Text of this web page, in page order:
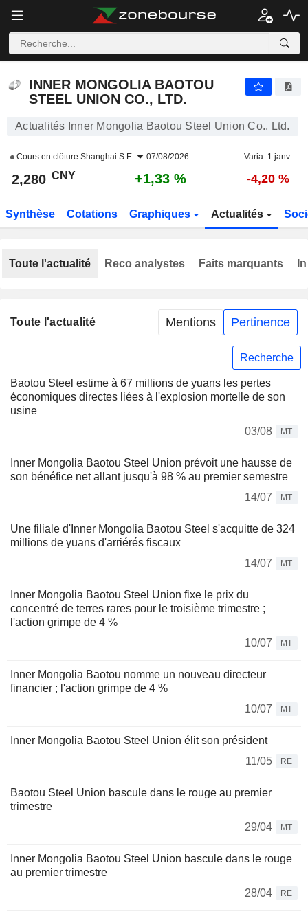
INNER MONGOLIA BAOTOU
STEEL UNION CO., LTD.
Actualités Inner Mongolia Baotou Steel Union Co., Ltd.
Cours en clôture Shanghai S.E. 07/08/2026 Varia. 1 janv.
2,280 CNY +1,33 % -4,20 %
Synthèse Cotations Graphiques Actualités
Toute l'actualité Mentions Pertinence
Recherche
Baotou Steel estime à 67 millions de yuans les pertes
économiques directes liées à l'explosion mortelle de son
usine
03/08
MT
Inner Mongolia Baotou Steel Union prévoit une hausse de
son bénéfice net allant jusqu'à 98 % au premier semestre
14/07
MT
Une filiale d'Inner Mongolia Baotou Steel s'acquitte de 324
millions de yuans d'arriérés fiscaux
14/07
MT
Inner Mongolia Baotou Steel Union fixe le prix du
concentré de terres rares pour le troisième trimestre ;
l'action grimpe de 4 %
10/07
MT
Inner Mongolia Baotou nomme un nouveau directeur
financier ; l'action grimpe de 4 %
10/07
MT
Inner Mongolia Baotou Steel Union élit son président
11/05
RE
Baotou Steel Union bascule dans le rouge au premier
trimestre
29/04
MT
Inner Mongolia Baotou Steel Union bascule dans le rouge
au premier trimestre
28/04
RE
Toute l'actualité Reco analystes Faits marquants